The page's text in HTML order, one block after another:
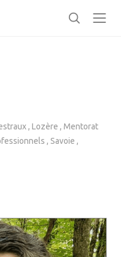
h
e
r
Lozère
Mentorat
Savoie
r